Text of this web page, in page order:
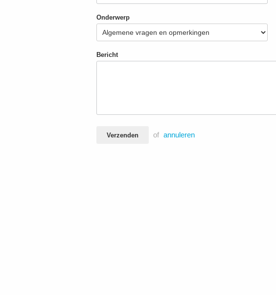
Onderwerp
Bericht
Verzenden of annuleren